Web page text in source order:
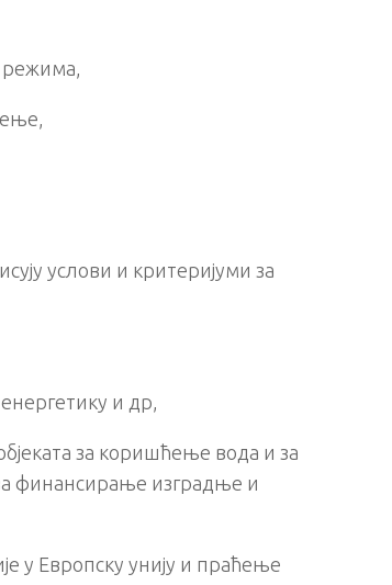
режима,
услови и критеријуми за
и др,
за коришћење вода и за
финансирање изградње и
у Европску унију и праћење